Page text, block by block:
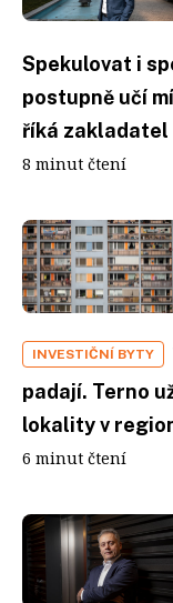
Spekulovat i
postupně učí
říká
8 minut čtení
INVESTIČNÍ BYTY
padají. Terno
lokality v
6 minut čtení